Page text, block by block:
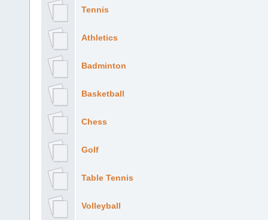
Tennis
Athletics
Badminton
Basketball
Chess
Golf
Table Tennis
Volleyball